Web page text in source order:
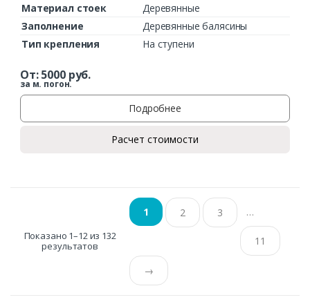
Материал стоек
Деревянные
Заполнение
Деревянные балясины
Тип крепления
На ступени
От:5000руб.
за м. погон.
Подробнее
Расчет стоимости
Показано 1–12 из 132
результатов
1 2 3 …
11
→